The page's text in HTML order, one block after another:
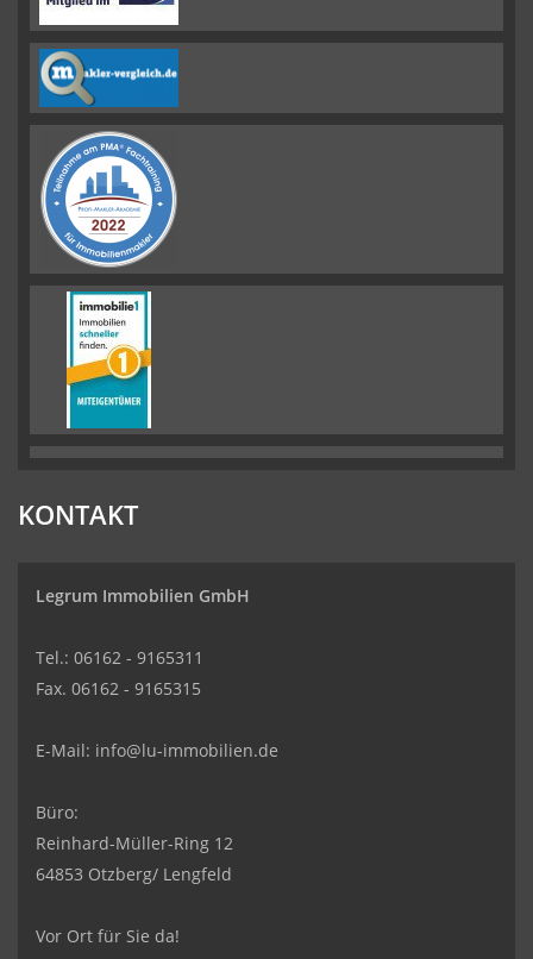
KONTAKT
Legrum Immobilien GmbH
Tel.: 06162 - 9165311
Fax. 06162 - 9165315
E-Mail: info@lu-immobilien.de
Büro:
Reinhard-Müller-Ring 12
64853 Otzberg/ Lengfeld
Vor Ort für Sie da!